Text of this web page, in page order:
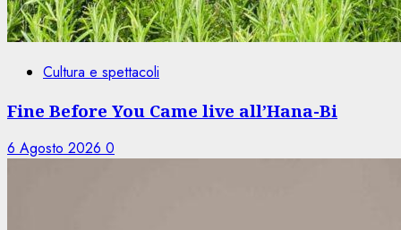
Cultura e spettacoli
Fine Before You Came live all’Hana-Bi
6 Agosto 2026 0